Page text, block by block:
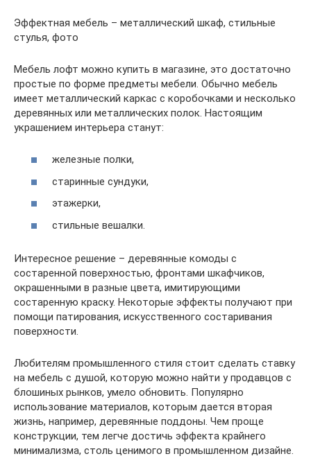
Эффектная мебель – металлический шкаф, стильные
стулья, фото
Мебель лофт можно купить в магазине, это достаточно
простые по форме предметы мебели. Обычно мебель
имеет металлический каркас с коробочками и несколько
деревянных или металлических полок. Настоящим
украшением интерьера станут:
железные полки,
старинные сундуки,
этажерки,
стильные вешалки.
Интересное решение – деревянные комоды с
состаренной поверхностью, фронтами шкафчиков,
окрашенными в разные цвета, имитирующими
состаренную краску. Некоторые эффекты получают при
помощи патирования, искусственного состаривания
поверхности.
Любителям промышленного стиля стоит сделать ставку
на мебель с душой, которую можно найти у продавцов с
блошиных рынков, умело обновить. Популярно
использование материалов, которым дается вторая
жизнь, например, деревянные поддоны. Чем проще
конструкции, тем легче достичь эффекта крайнего
минимализма, столь ценимого в промышленном дизайне.